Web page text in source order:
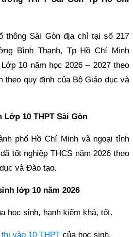
thông Sài Gòn địa chỉ tại số 217
Bình Thạnh, Tp Hồ Chí Minh
10 năm học 2026 – 2027 theo
theo quy định của Bộ Giáo dục và
10 THPT Sài Gòn
phố Hồ Chí Minh và ngoại tỉnh
tốt nghiệp THCS năm 2026 theo
và Đào tạo.
lớp 10 năm 2026
học sinh, hạnh kiểm khá, tốt.
vào 10 THPT của học sinh.